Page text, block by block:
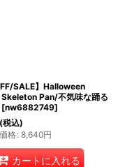
SALE】Halloween
Pan/不気味な踊る
[nw6882749]
(税込)
格: 8,640円
カートに入れる